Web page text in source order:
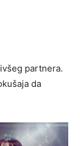
partnera.
da